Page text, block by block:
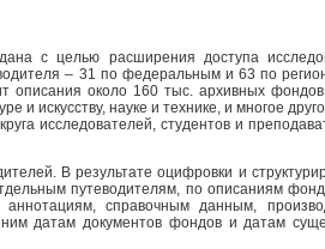
с целью расширения доступа
– 31 по федеральным и 63 по
описания около 160 тыс. архивных
и искусству, науке и технике, и многое
исследователей, студентов и
В результате оцифровки и
путеводителям, по описаниям
справочным данным,
датам документов фондов и датам